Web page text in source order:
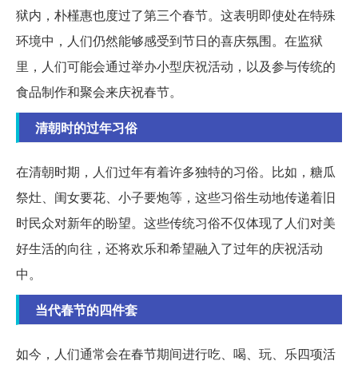
狱内，朴槿惠也度过了第三个春节。这表明即使处在特殊
环境中，人们仍然能够感受到节日的喜庆氛围。在监狱
里，人们可能会通过举办小型庆祝活动，以及参与传统的
食品制作和聚会来庆祝春节。
清朝时的过年习俗
在清朝时期，人们过年有着许多独特的习俗。比如，糖瓜
祭灶、闺女要花、小子要炮等，这些习俗生动地传递着旧
时民众对新年的盼望。这些传统习俗不仅体现了人们对美
好生活的向往，还将欢乐和希望融入了过年的庆祝活动
中。
当代春节的四件套
如今，人们通常会在春节期间进行吃、喝、玩、乐四项活